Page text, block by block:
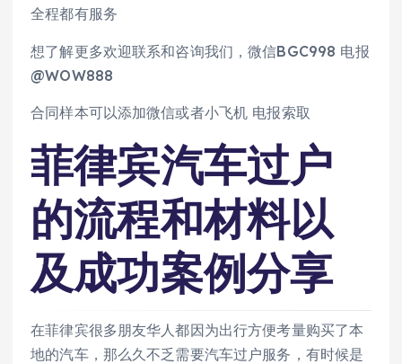
全程都有服务
想了解更多欢迎联系和咨询我们，微信BGC998 电报
@WOW888
合同样本可以添加微信或者小飞机 电报索取
菲律宾汽车过户
的流程和材料以
及成功案例分享
在菲律宾很多朋友华人都因为出行方便考量购买了本
地的汽车，那么久不乏需要汽车过户服务，有时候是